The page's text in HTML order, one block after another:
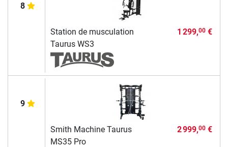
8
Station de musculation
Taurus WS3
1 299,00€
9
Smith Machine Taurus
MS35 Pro
2 999,00€